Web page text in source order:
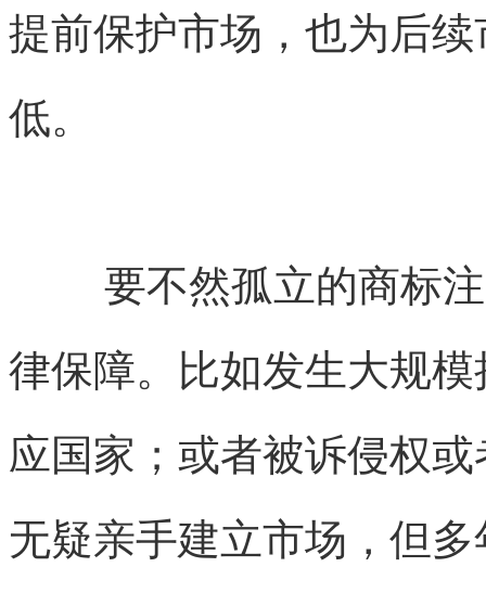
提前保护市场，也为后
低。
要不然孤立的商标
律保障。比如发生大规
应国家；或者被诉侵权
无疑亲手建立市场，但